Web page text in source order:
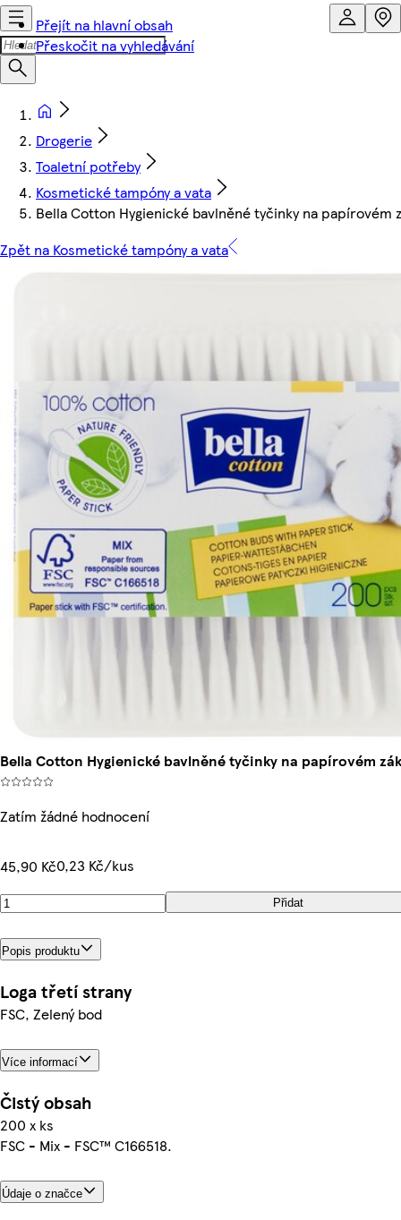
Přejít na hlavní obsah
Přeskočit na vyhledávání
Drogerie
Toaletní potřeby
Kosmetické tampóny a vata
Bella Cotton Hygienické bavlněné tyčinky na papírovém
Zpět na Kosmetické tampóny a vata
Bella Cotton Hygienické bavlněné tyčinky na papírovém
Zatím žádné hodnocení
45,90 Kč0,23 Kč/kus
Přidat
Popis produktu
Loga třetí strany
FSC, Zelený bod
Více informací
Čistý obsah
200 x ks
FSC - Mix - FSC™ C166518.
Údaje o značce